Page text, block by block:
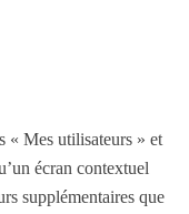
« Mes utilisateurs » et
écran contextuel
supplémentaires que